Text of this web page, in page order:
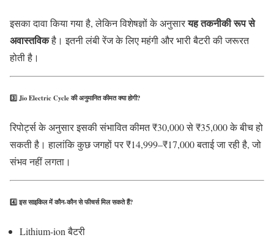
इसका दावा किया गया है, लेकिन विशेषज्ञों के अनुसारयह तकनीकी रूप से
अवास्तविकहै। इतनी लंबी रेंज के लिए महंगी और भारी बैटरी की जरूरत
होती है।
3️⃣Jio Electric Cycle की अनुमानित कीमत क्या होगी?
रिपोर्ट्स के अनुसार इसकी संभावित कीमत ₹30,000 से ₹35,000 के बीच हो
सकती है। हालांकि कुछ जगहों पर ₹14,999–₹17,000 बताई जा रही है, जो
संभव नहीं लगता।
4️⃣इस साइकिल में कौन-कौन से फीचर्स मिल सकते हैं?
Lithium-ion बैटरी